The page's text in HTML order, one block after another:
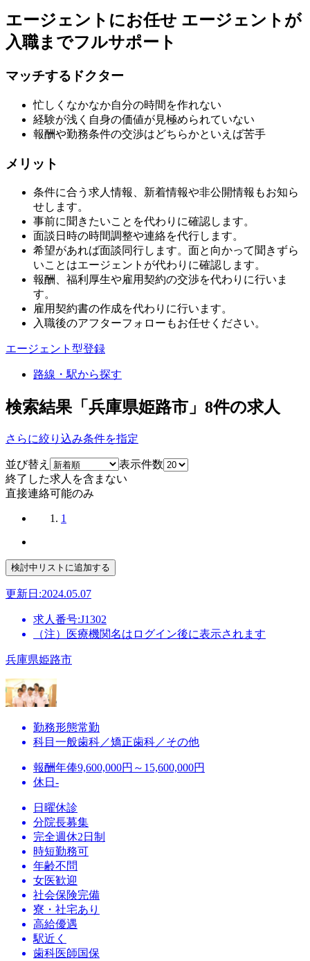
エージェントにお任せ エージェントが
入職までフルサポート
マッチするドクター
忙しくなかなか自分の時間を作れない
経験が浅く自身の価値が見極められていない
報酬や勤務条件の交渉はどちらかといえば苦手
メリット
条件に合う求人情報、新着情報や非公開情報もお知ら
せします。
事前に聞きたいことを代わりに確認します。
面談日時の時間調整や連絡を代行します。
希望があれば面談同行します。面と向かって聞きずら
いことはエージェントが代わりに確認します。
報酬、福利厚生や雇用契約の交渉を代わりに行いま
す。
雇用契約書の作成を代わりに行います。
入職後のアフターフォローもお任せください。
エージェント型登録
路線・駅から探す
検索結果「兵庫県姫路市」 8件の求人
さらに絞り込み条件を指定
並び替え
表示件数
終了した求人を含まない
直接連絡可能のみ
1
更新日:2024.05.07
求人番号:J1302
（注）医療機関名はログイン後に表示されます
兵庫県姫路市
勤務形態常勤
科目 一般歯科／矯正歯科／その他
報酬年俸9,600,000円～15,600,000円
休日 -
日曜休診
分院長募集
完全週休2日制
時短勤務可
年齢不問
女医歓迎
社会保険完備
寮・社宅あり
高給優遇
駅近く
歯科医師国保